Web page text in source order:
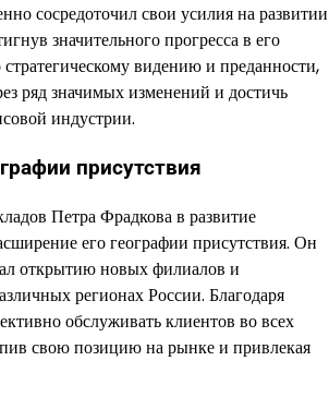
сосредоточил свои усилия на развитии
значительного прогресса в его
стратегическому видению и преданности,
ряд значимых изменений и достичь
индустрии.
присутствия
Петра Фрадкова в развитие
его географии присутствия. Он
открытию новых филиалов и
регионах России. Благодаря
обслуживать клиентов во всех
свою позицию на рынке и привлекая